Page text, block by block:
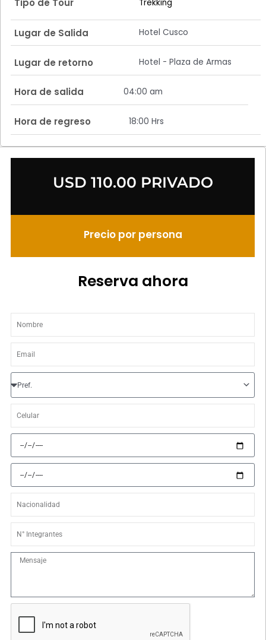
Tipo de Tour Trekking
Lugar de Salida Hotel Cusco
Lugar de retorno Hotel - Plaza de Armas
Hora de salida 04:00 am
Hora de regreso 18:00 Hrs
USD 110.00 PRIVADO
Precio por persona
Reserva ahora
llegada
retorno
Mensaje